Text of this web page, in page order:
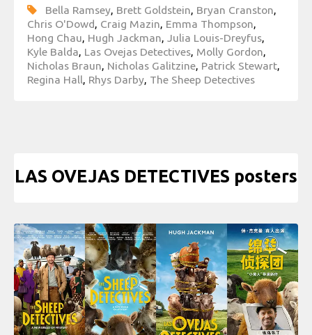
Bella Ramsey, Brett Goldstein, Bryan Cranston,
Chris O'Dowd, Craig Mazin, Emma Thompson,
Hong Chau, Hugh Jackman, Julia Louis-Dreyfus,
Kyle Balda, Las Ovejas Detectives, Molly Gordon,
Nicholas Braun, Nicholas Galitzine, Patrick Stewart,
Regina Hall, Rhys Darby, The Sheep Detectives
LAS OVEJAS DETECTIVES posters